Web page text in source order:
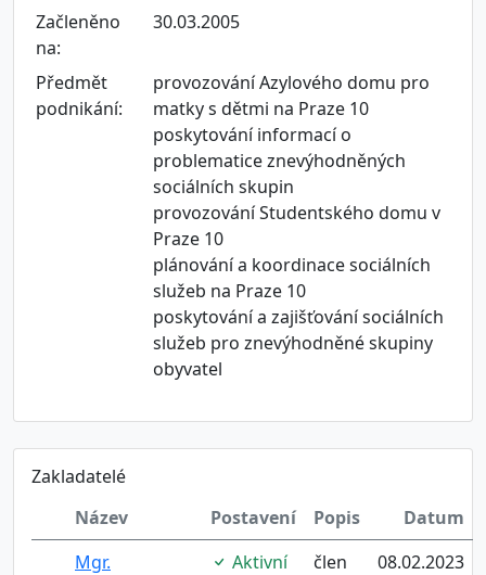
Začleněno
na:
30.03.2005
Předmět
podnikání:
provozování Azylového domu pro
matky s dětmi na Praze 10
poskytování informací o
problematice znevýhodněných
sociálních skupin
provozování Studentského domu v
Praze 10
plánování a koordinace sociálních
služeb na Praze 10
poskytování a zajišťování sociálních
služeb pro znevýhodněné skupiny
obyvatel
Zakladatelé
Název
Postavení Popis
Datum
Mgr.
Aktivní člen 08.02.2023